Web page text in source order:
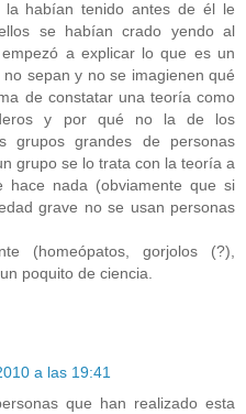
la habían tenido antes de él le
se habían crado yendo al
a explicar lo que es un
sepan y no se imagienen qué
de constatar una teoría como
y por qué no la de los
grupos grandes de personas
grupo se lo trata con la teoría a
nada (obviamente que si
grave no se usan personas
(homeópatos, gorjolos (?),
poquito de ciencia.
a las 19:41
que han realizado esta